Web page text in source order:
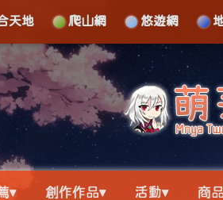
天地 爬山網 悠遊網
▾ 創作作品▾ 活動▾ 商